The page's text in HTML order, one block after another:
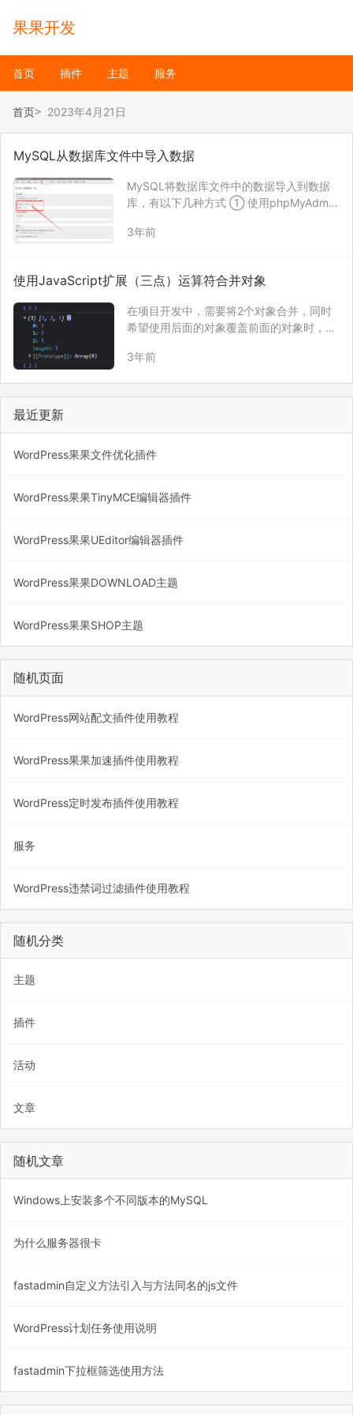
果果开发
首页 插件 主题 服务
首页 2023年4月21日
MySQL从数据库文件中导入数据
MySQL将数据库文件中的数据导入到数据
库，有以下几种方式 ① 使用phpMyAdmin
件可能无法导入成功。 ② 使用MySQL图
3年前
使用JavaScript扩展（三点）运算符合并对象
在项目开发中，需要将2个对象合并，同时
希望使用后面的对象覆盖前面的对象时，可
例一：展开数组元素 let arr = [1,2,3]; cons
3年前
最近更新
WordPress果果文件优化插件
WordPress果果TinyMCE编辑器插件
WordPress果果UEditor编辑器插件
WordPress果果DOWNLOAD主题
WordPress果果SHOP主题
随机页面
WordPress网站配文插件使用教程
WordPress果果加速插件使用教程
WordPress定时发布插件使用教程
服务
WordPress违禁词过滤插件使用教程
随机分类
主题
插件
活动
文章
随机文章
Windows上安装多个不同版本的MySQL
为什么服务器很卡
fastadmin自定义方法引入与方法同名的js文件
WordPress计划任务使用说明
fastadmin下拉框筛选使用方法